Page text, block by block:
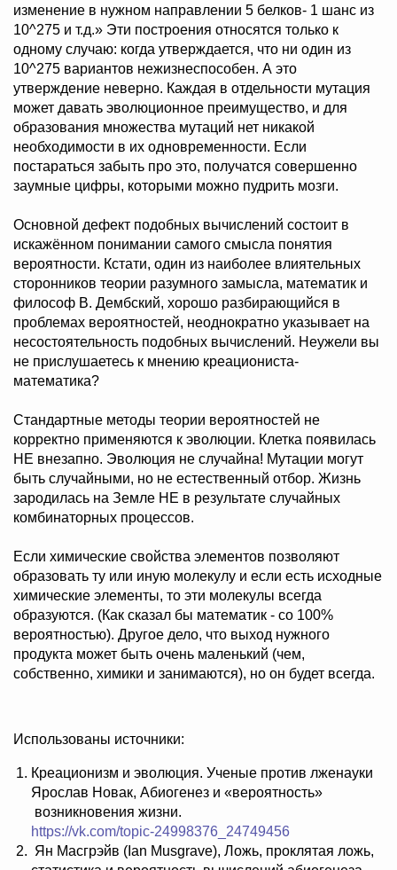
изменение в нужном направлении 5 белков- 1 шанс из
10^275 и т.д.» Эти построения относятся только к
одному случаю: когда утверждается, что ни один из
10^275 вариантов нежизнеспособен. А это
утверждение неверно. Каждая в отдельности мутация
может давать эволюционное преимущество, и для
образования множества мутаций нет никакой
необходимости в их одновременности. Если
постараться забыть про это, получатся совершенно
заумные цифры, которыми можно пудрить мозги.
Основной дефект подобных вычислений состоит в
искажённом понимании самого смысла понятия
вероятности. Кстати, один из наиболее влиятельных
сторонников теории разумного замысла, математик и
философ В. Дембский, хорошо разбирающийся в
проблемах вероятностей, неоднократно указывает на
несостоятельность подобных вычислений. Неужели вы
не прислушаетесь к мнению креациониста-
математика?
Стандартные методы теории вероятностей не
корректно применяются к эволюции. Клетка появилась
НЕ внезапно. Эволюция не случайна! Мутации могут
быть случайными, но не естественный отбор. Жизнь
зародилась на Земле НЕ в результате случайных
комбинаторных процессов.
Если химические свойства элементов позволяют
образовать ту или иную молекулу и если есть исходные
химические элементы, то эти молекулы всегда
образуются. (Как сказал бы математик - со 100%
вероятностью). Другое дело, что выход нужного
продукта может быть очень маленький (чем,
собственно, химики и занимаются), но он будет всегда.
Использованы источники:
Креационизм и эволюция. Ученые против лженауки
Ярослав Новак, Абиогенез и «вероятность»
возникновения жизни.
https://vk.com/topic-24998376_24749456
Ян Масгрэйв (Ian Musgrave), Ложь, проклятая ложь,